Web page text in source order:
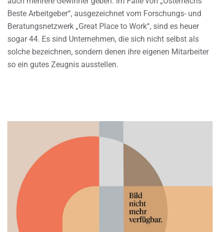
Beste Arbeitgeber“, ausgezeichnet vom Forschungs- und
Beratungsnetzwerk „Great Place to Work“, sind es heuer
sogar 44. Es sind Unternehmen, die sich nicht selbst als
solche bezeichnen, sondern denen ihre eigenen Mitarbeiter
so ein gutes Zeugnis ausstellen.